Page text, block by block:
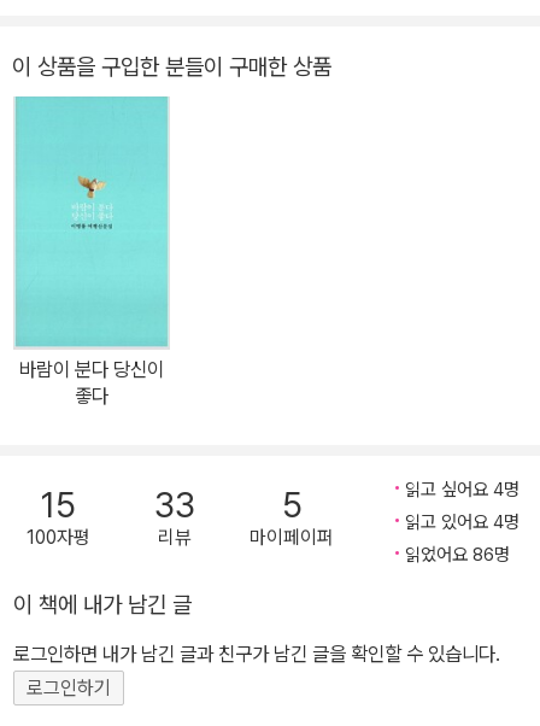
로 《바람의 딸 걸어서 지구 세 바퀴 반 1, 2, 3, 4》 《바람의 딸, 우리
걸어갈 사람이 생겼습니다》가 있다.
교 프로그램인 '지도 밖 행군단' 발족, 국제 NGO 월드비전 긴급 구호
상을 수상하고 다양한 '1위'에 선정되고 있는 그의 현재 모습은 하루
아침에 만들어진 것이 아니다. <지도 밖으로 행군하라>가 베스트셀
체험이 바탕이 되어 한비야는 세계 각국의 다양한 문화를 받아들여
세계시민의 자세를 보여주는 전형이 되었고, 오지의 사람들과 함께
나라 한국에서 태어나 자신의 두 발로 자유롭게 세상을 다니던 배낭
여행자에서, 지금은 자신의 두 손으로 기아와 재난에서 세상을 구하
고 있는 한비야. 변치 않는 신념, 끊임없이 발전하는 그의 모습을 통해
이 상품을 구입한 분들이 구매한 상품
바람이 분다 당신이
좋다
15
100자평
33
리뷰
5
마이페이퍼
읽고 싶어요 4명
읽고 있어요 4명
읽었어요 86명
이 책에 내가 남긴 글
로그인하면 내가 남긴 글과 친구가 남긴 글을 확인할 수 있습니다.
로그인하기